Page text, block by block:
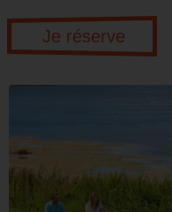
Je réserve